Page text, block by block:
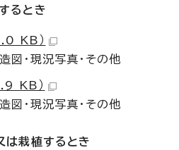
るとき
KB）
図・現況写真・その他
KB）
図・現況写真・その他
は栽植するとき